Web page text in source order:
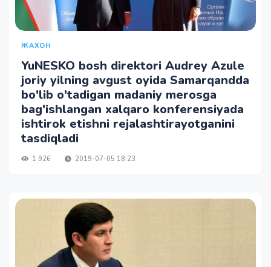
ЖАХОН
YuNESKO bosh direktori Audrey Azule
joriy yilning avgust oyida Samarqandda
bo'lib o'tadigan madaniy merosga
bag'ishlangan xalqaro konferensiyada
ishtirok etishni rejalashtirayotganini
tasdiqladi
1 926 2019-07-05 18:23